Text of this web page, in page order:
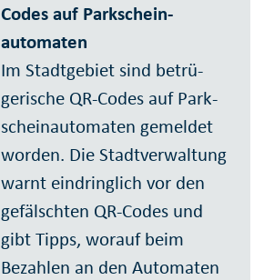
Codes auf Park­schein­
automa­ten
Im Stadtgebiet sind betrü­
gerische QR-Codes auf Park­
schein­auto­maten gemeldet
worden. Die Stadt­ver­waltung
warnt eindring­lich vor den
gefälschten QR-Codes und
gibt Tipps, worauf beim
Bezahlen an den Automaten